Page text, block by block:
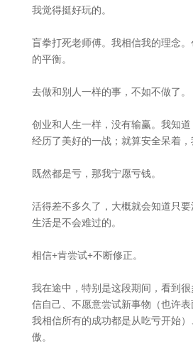
我觉得挺好玩的。
盲拳打死老师傅。我相信我的理念
的平衡。
去做和别人一样的事，不如不做了。
创业和人生一样，没有输赢。我知
经历了美好的一战；就算安全呆着，
既然都是亏，那我宁愿亏钱。
活得差不多久了，大概就会知道只要
生活是不会难过的。
相信+肯尝试+不断修正。
我在途中，特别是这段期间，看到
信自己、不愿意尝试新事物（也许
我相信所有的成功都是从吃亏开始
傲。